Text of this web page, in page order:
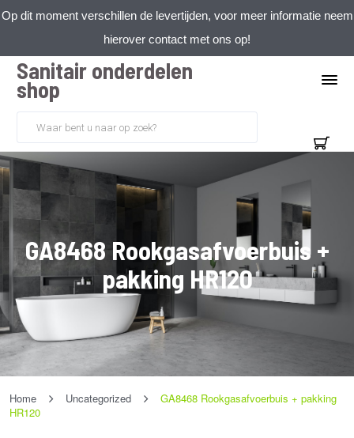
Op dit moment verschillen de levertijden, voor meer informatie neem
hierover contact met ons op!
Sanitair onderdelen
shop
GA8468 Rookgasafvoerbuis +
pakking HR120
Home Uncategorized
GA8468 Rookgasafvoerbuis + pakking
HR120